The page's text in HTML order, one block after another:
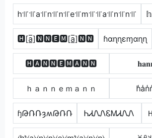
h꜉꜍꜉꜍a꜉꜍n꜉꜍n꜉꜍e꜉꜍m꜉꜍꜉꜍a꜉꜍n꜉꜍n꜉꜍
🅷[a̲̅]🅽🅽🅴🅼[a̲̅]🅽🅽 ɦαɳɳεɱαɳɳ
🅷🅰🅽🅽🅴🅼🅰🅽🅽
ｈａｎｎｅｍａｎｎ
ɧԹՌՌȝʍԹՌՌ ᏂᏗᏁᏁᏋᎷᏗᏁᏁ